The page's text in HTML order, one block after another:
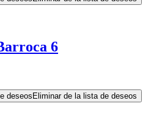
6
deseos Eliminar de la lista de deseos